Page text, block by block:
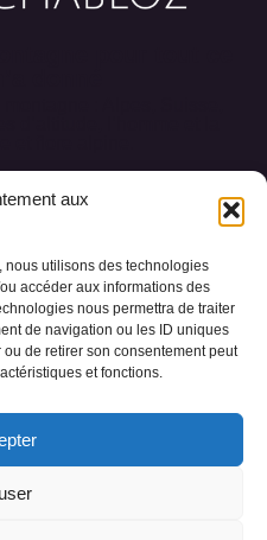
aux
nous utilisons des technologies
accéder aux informations des
nous permettra de traiter
de navigation ou les ID uniques
de retirer son consentement peut
et fonctions.
des œuvres
des Alpes A propos
Contact